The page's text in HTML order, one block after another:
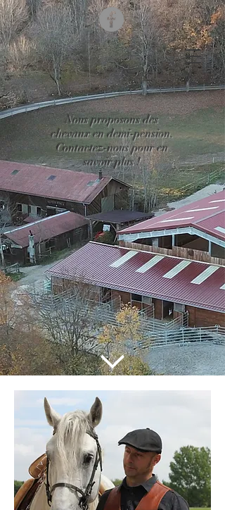
Nous proposons des
chevaux en demi-pension.
Contactez-nous pour en
savoir plus !